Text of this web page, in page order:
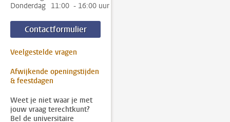
Donderdag 11:00 - 16:00 uur
Contactformulier
Veelgestelde vragen
Afwijkende openingstijden
& feestdagen
Weet je niet waar je met
jouw vraag terechtkunt?
Bel de universitaire